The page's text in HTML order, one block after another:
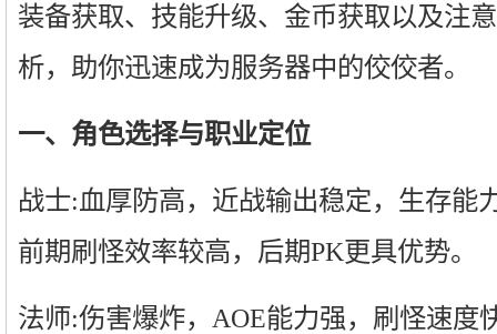
装备获取、技能升级、金币获取以及注
析，助你迅速成为服务器中的佼佼者。
一、角色选择与职业定位
战士:血厚防高，近战输出稳定，生存能
前期刷怪效率较高，后期PK更具优势。
法师:伤害爆炸，AOE能力强，刷怪速度